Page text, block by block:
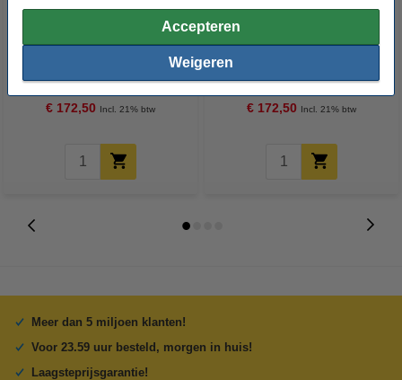
Accepteren
Weigeren
Canon PFI-701BK inktcartridge
€ 172,50 Incl. 21% btw
Canon PFI-701C inktcartridge
€ 172,50 Incl. 21% btw
Meer dan 5 miljoen klanten!
Voor 23.59 uur besteld, morgen in huis!
Laagsteprijsgarantie!